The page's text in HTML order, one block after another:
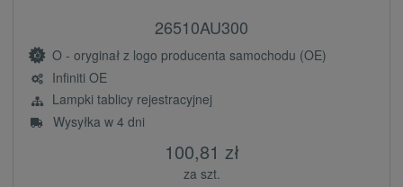
26510AU300
O - oryginał z logo producenta samochodu (OE)
Infiniti OE
Lampki tablicy rejestracyjnej
Wysyłka w 4 dni
100,81 zł
za szt.